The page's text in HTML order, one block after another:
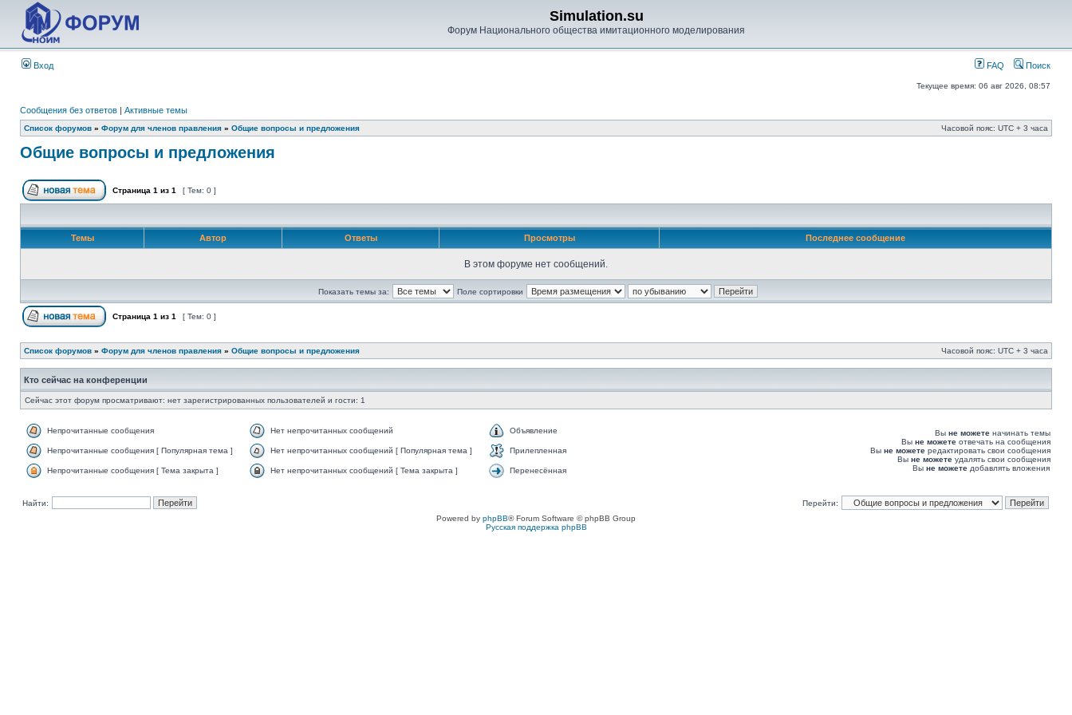
Simulation.su
Форум Национального общества имитационного моделирования
Вход FAQ Поиск
Текущее время: 06 авг 2026, 08:57
Сообщения без ответов | Активные темы
Список форумов » Форум для членов правления » Общие вопросы и предложения Часовой пояс: UTC + 3 часа
Общие вопросы и предложения
Страница 1 из 1 [ Тем: 0 ]
Темы Автор Ответы Просмотры Последнее сообщение
В этом форуме нет сообщений.
Показать темы за: Поле сортировки
Страница 1 из 1 [ Тем: 0 ]
Список форумов » Форум для членов правления » Общие вопросы и предложения Часовой пояс: UTC + 3 часа
Кто сейчас на конференции
Сейчас этот форум просматривают: нет зарегистрированных пользователей и гости: 1
Непрочитанные сообщения Нет непрочитанных сообщений Объявление
Непрочитанные сообщения [ Популярная тема ] Нет непрочитанных сообщений [ Популярная тема ] Прилепленная
Непрочитанные сообщения [ Тема закрыта ] Нет непрочитанных сообщений [ Тема закрыта ] Перенесённая
Вы не можете начинать темы
Вы не можете отвечать на сообщения
Вы не можете редактировать свои сообщения
Вы не можете удалять свои сообщения
Вы не можете добавлять вложения
Найти:
Перейти:
Powered by phpBB® Forum Software © phpBB Group
Русская поддержка phpBB